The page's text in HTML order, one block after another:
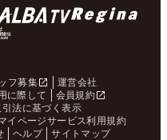
フ募集
運営会社
に際して
会員規約
法に基づく表示
イページサービス利用規約
ヘルプ サイトマップ